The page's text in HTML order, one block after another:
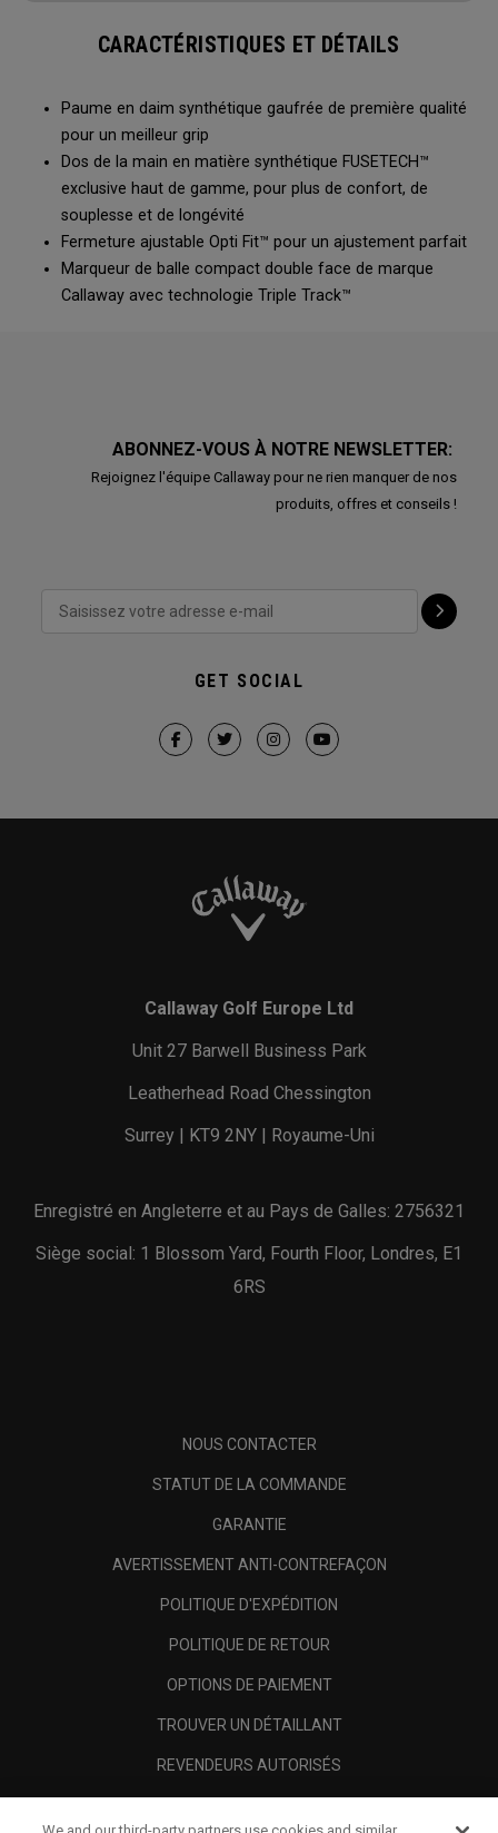
CARACTÉRISTIQUES ET DÉTAILS
Paume en daim synthétique gaufrée de première qualité
pour un meilleur grip
Dos de la main en matière synthétique FUSETECH™
exclusive haut de gamme, pour plus de confort, de
souplesse et de longévité
Fermeture ajustable Opti Fit™ pour un ajustement parfait
Marqueur de balle compact double face de marque
Callaway avec technologie Triple Track™
ABONNEZ-VOUS À NOTRE NEWSLETTER:
Rejoignez l'équipe Callaway pour ne rien manquer de nos
produits, offres et conseils !
GET SOCIAL
Callaway Golf Europe Ltd
Unit 27 Barwell Business Park
Leatherhead Road Chessington
Surrey | KT9 2NY | Royaume-Uni
Enregistré en Angleterre et au Pays de Galles: 2756321
Siège social: 1 Blossom Yard, Fourth Floor, Londres, E1
6RS
NOUS CONTACTER
STATUT DE LA COMMANDE
GARANTIE
AVERTISSEMENT ANTI-CONTREFAÇON
POLITIQUE D'EXPÉDITION
POLITIQUE DE RETOUR
OPTIONS DE PAIEMENT
TROUVER UN DÉTAILLANT
REVENDEURS AUTORISÉS